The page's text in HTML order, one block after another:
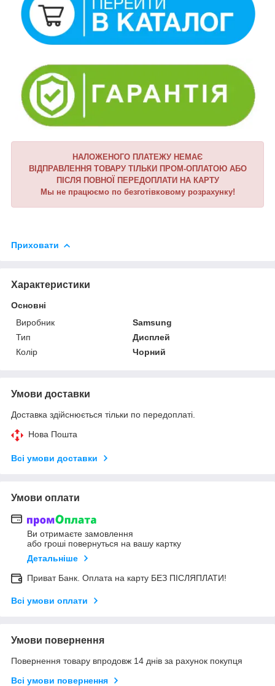
НАЛОЖЕНОГО ПЛАТЕЖУ НЕМАЄ
ВІДПРАВЛЕННЯ ТОВАРУ ТІЛЬКИ ПРОМ-ОПЛАТОЮ АБО
ПІСЛЯ ПОВНОЇ ПЕРЕДОПЛАТИ НА КАРТУ
Мы не працюємо по безготівковому розрахунку!
Приховати
Характеристики
Основні
Виробник
Samsung
Тип
Дисплей
Колір
Чорний
Умови доставки
Доставка здійснюється тільки по передоплаті.
Нова Пошта
Всі умови доставки
Умови оплати
Ви отримаєте замовлення
або гроші повернуться на вашу картку
Детальніше
Приват Банк. Оплата на карту БЕЗ ПІСЛЯПЛАТИ!
Всі умови оплати
Умови повернення
Повернення товару впродовж 14 днів за рахунок покупця
Всі умови повернення